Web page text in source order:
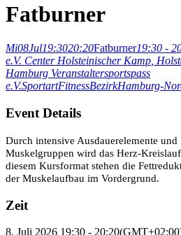
Fatburner
Mi08Jul19:3020:20Fatburner19:30 -
e.V. Center Holsteinischer Kamp,
Hamburg Veranstaltersportspass
e.V.SportartFitnessBezirkHamburg-
Event Details
Durch intensive Ausdauerelemente
Muskelgruppen wird das Herz-
diesem Kursformat stehen die
der Muskelaufbau im Vordergrund.
Zeit
8. Juli 2026 19:30 - 20:20